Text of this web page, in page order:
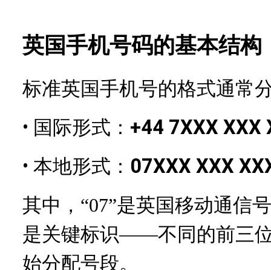
英国手机号码的基本结构
标准英国手机号的格式通常
• 国际形式： +44 7XXX XXX
• 本地形式： 07XXX XXX
其中，“07”是英国移动通信
是关键标识——不同的前三
始分配号段。